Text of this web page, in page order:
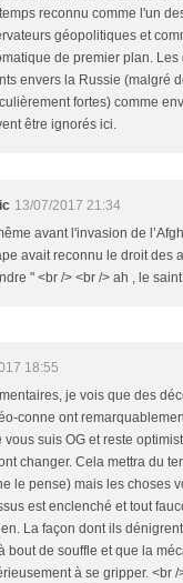
reconnu comme l'un
géopolitiques et
de premier plan. Les
envers la Russie (malgré
fortes) comme
être ignorés ici.
13/07/2017 21:34
avant l'invasion de
avait reconnu le droit des
" <br /> <br /> ah , le
18:55
je vois que des
conne ont
vous suis OG et reste
changer. Cela mettra du
le pense) mais les choses
est enclenché et tout
La façon dont ils
bout de souffle et que la
à se gripper. <br /